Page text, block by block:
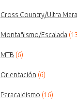
Cross Country/Ultra
Montañismo/Escalada
MTB (6)
Orientación (6)
Paracaidismo (16)